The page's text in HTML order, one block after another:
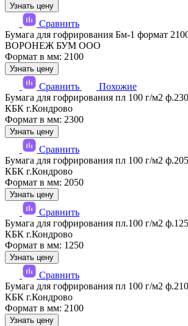
Узнать цену
Сравнить
Бумага для гофрирования Бм-1 формат
ВОРОНЕЖ БУМ ООО
Формат в мм: 2100
Узнать цену
Сравнить
Похожие
Бумага для гофрирования пл 100 г/м2
КБК г.Кондрово
Формат в мм: 2300
Узнать цену
Сравнить
Бумага для гофрирования пл 100 г/м2
КБК г.Кондрово
Формат в мм: 2050
Узнать цену
Сравнить
Бумага для гофрирования пл.100 г/м2
КБК г.Кондрово
Формат в мм: 1250
Узнать цену
Сравнить
Бумага для гофрирования пл 100 г/м2
КБК г.Кондрово
Формат в мм: 2100
Узнать цену